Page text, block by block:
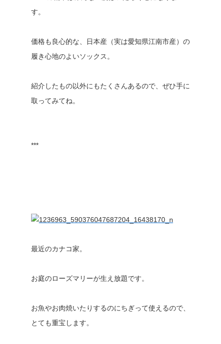
す。
価格も良心的な、日本産（実は愛知県江南市産）の
履き心地のよいソックス。
紹介したもの以外にもたくさんあるので、ぜひ手に
取ってみてね。
***
最近のカナコ家。
お庭のローズマリーが生え放題です。
お魚やお肉焼いたりするのにちぎって使えるので、
とても重宝します。